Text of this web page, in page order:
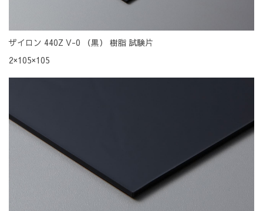
ザイロン 440Z V-0 （黒） 樹脂 試験片
2×105×105